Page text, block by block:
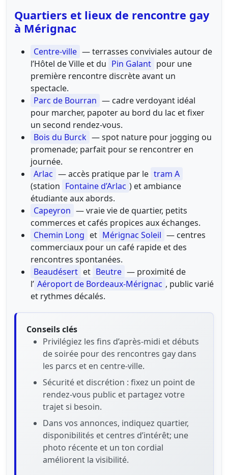
Quartiers et lieux de rencontre gay
à Mérignac
Centre-ville — terrasses conviviales autour de
l’Hôtel de Ville et du Pin Galant pour une
première rencontre discrète avant un
spectacle.
Parc de Bourran — cadre verdoyant idéal
pour marcher, papoter au bord du lac et fixer
un second rendez-vous.
Bois du Burck — spot nature pour jogging ou
promenade; parfait pour se rencontrer en
journée.
Arlac — accès pratique par le tram A
(station Fontaine d’Arlac ) et ambiance
étudiante aux abords.
Capeyron — vraie vie de quartier, petits
commerces et cafés propices aux échanges.
Chemin Long et Mérignac Soleil — centres
commerciaux pour un café rapide et des
rencontres spontanées.
Beaudésert et Beutre — proximité de
l’ Aéroport de Bordeaux-Mérignac , public varié
et rythmes décalés.
Conseils clés
Privilégiez les fins d’après-midi et débuts
de soirée pour des rencontres gay dans
les parcs et en centre-ville.
Sécurité et discrétion : fixez un point de
rendez-vous public et partagez votre
trajet si besoin.
Dans vos annonces, indiquez quartier,
disponibilités et centres d’intérêt; une
photo récente et un ton cordial
améliorent la visibilité.